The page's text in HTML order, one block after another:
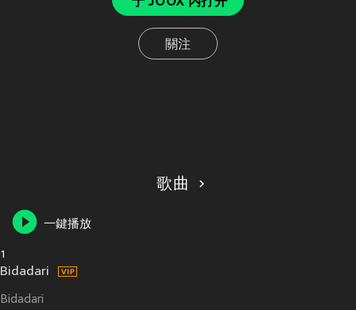
關注
歌曲
一鍵播放
1
Bidadari
Bidadari